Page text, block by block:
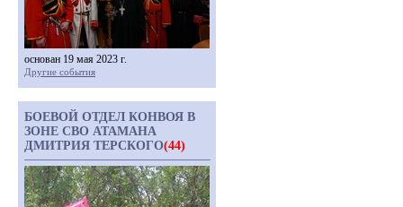
основан 19 мая 2023 г.
Другие события
БОЕВОЙ ОТДЕЛ КОНВОЯ В
ЗОНЕ СВО АТАМАНА
ДМИТРИЯ ТЕРСКОГО(44)